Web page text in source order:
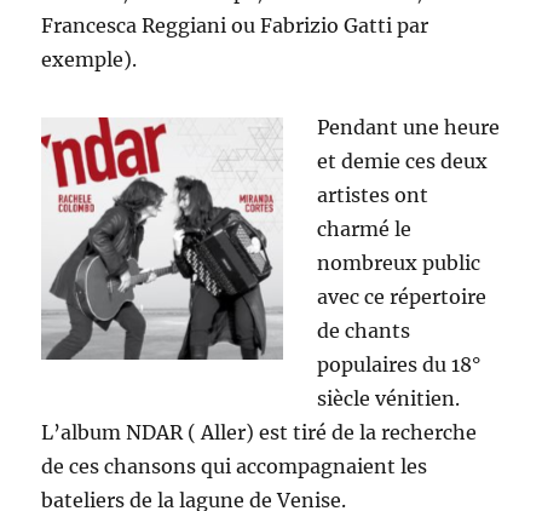
Francesca Reggiani ou Fabrizio Gatti par
exemple).
Pendant une heure
et demie ces deux
artistes ont
charmé le
nombreux public
avec ce répertoire
de chants
populaires du 18°
siècle vénitien.
L’album NDAR ( Aller) est tiré de la recherche
de ces chansons qui accompagnaient les
bateliers de la lagune de Venise.